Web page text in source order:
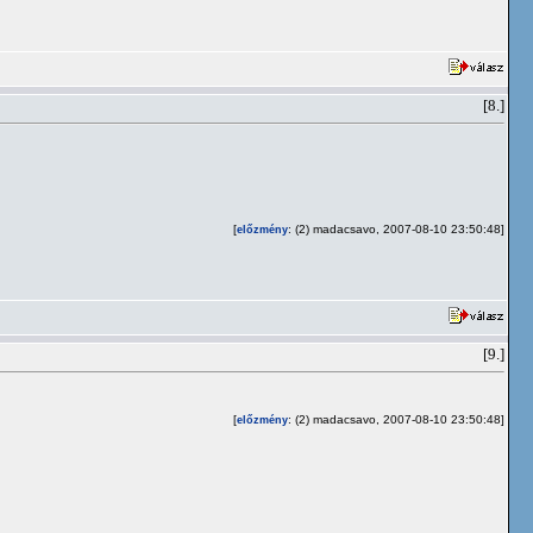
[8.]
[előzmény: (2) madacsavo, 2007-08-10 23:50:48]
[9.]
[előzmény: (2) madacsavo, 2007-08-10 23:50:48]